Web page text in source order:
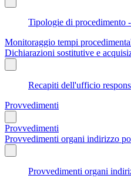
Tipologie di procedimento
Monitoraggio tempi
Dichiarazioni sostitutive e
Recapiti dell'ufficio
Provvedimenti
Provvedimenti
Provvedimenti organi indirizzo
Provvedimenti organi